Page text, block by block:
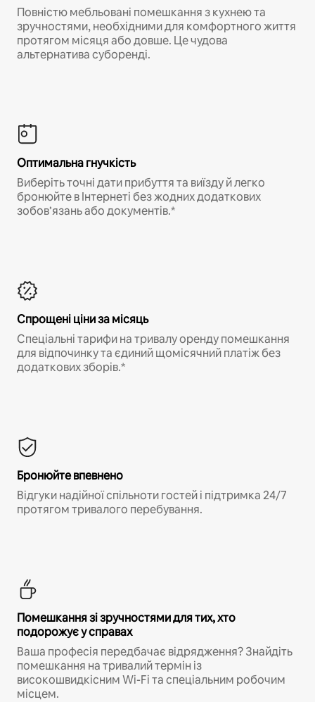
Повністю мебльовані помешкання з кухнею та
зручностями, необхідними для комфортного життя
протягом місяця або довше. Це чудова
альтернатива суборенді.
Оптимальна гнучкість
Виберіть точні дати прибуття та виїзду й легко
бронюйте в Інтернеті без жодних додаткових
зобов’язань або документів.*
Спрощені ціни за місяць
Спеціальні тарифи на тривалу оренду помешкання
для відпочинку та єдиний щомісячний платіж без
додаткових зборів.*
Бронюйте впевнено
Відгуки надійної спільноти гостей і підтримка 24/7
протягом тривалого перебування.
Помешкання зі зручностями для тих, хто
подорожує у справах
Ваша професія передбачає відрядження? Знайдіть
помешкання на тривалий термін із
високошвидкісним Wi-Fi та спеціальним робочим
місцем.